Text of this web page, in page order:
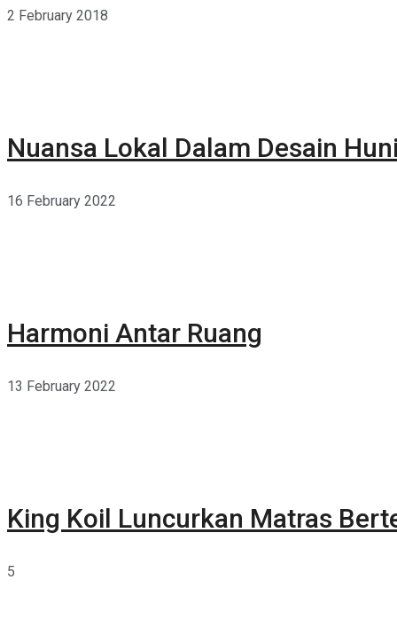
2 February 2018
Nuansa Lokal Dalam Desain
16 February 2022
Harmoni Antar Ruang
13 February 2022
King Koil Luncurkan Matras
5